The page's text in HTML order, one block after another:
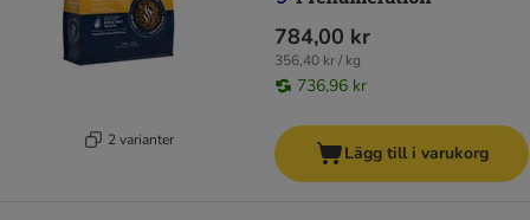
2 varianter
784,00 kr
356,40 kr / kg
736,96 kr
Lägg till i varukorg